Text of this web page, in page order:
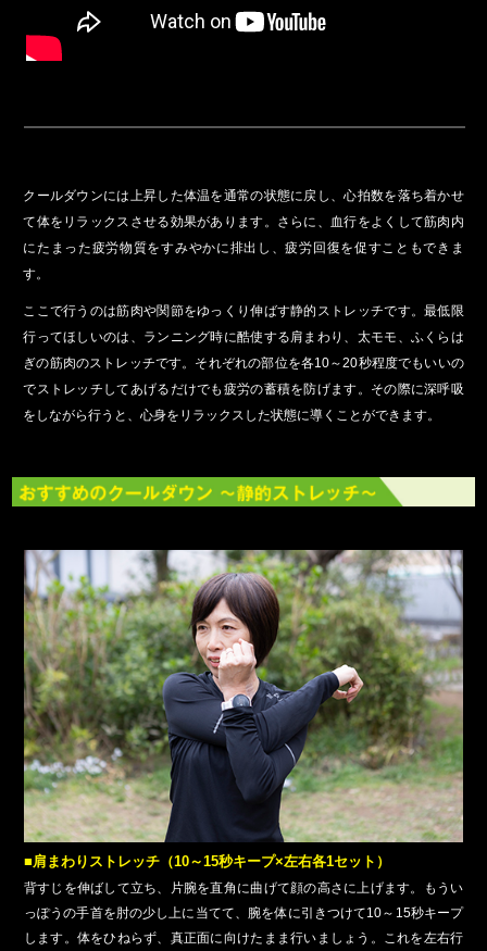
クールダウンには上昇した体温を通常の状態に戻し、心拍数を落ち着かせ
て体をリラックスさせる効果があります。さらに、血行をよくして筋肉内
にたまった疲労物質をすみやかに排出し、疲労回復を促すこともできま
す。
ここで行うのは筋肉や関節をゆっくり伸ばす静的ストレッチです。最低限
行ってほしいのは、ランニング時に酷使する肩まわり、太モモ、ふくらは
ぎの筋肉のストレッチです。それぞれの部位を各10～20秒程度でもいいの
でストレッチしてあげるだけでも疲労の蓄積を防げます。その際に深呼吸
をしながら行うと、心身をリラックスした状態に導くことができます。
■肩まわりストレッチ（10～15秒キープ×左右各1セット）
背すじを伸ばして立ち、片腕を直角に曲げて顔の高さに上げます。もうい
っぽうの手首を肘の少し上に当てて、腕を体に引きつけて10～15秒キープ
します。体をひねらず、真正面に向けたまま行いましょう。これを左右行